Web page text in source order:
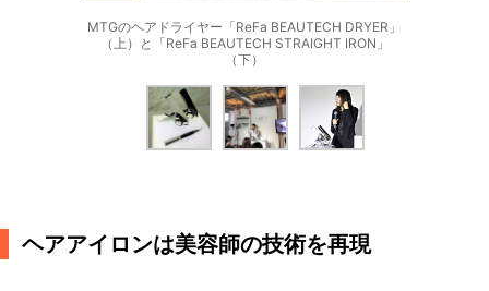
MTGのヘアドライヤー「ReFa BEAUTECH DRYER」
（上）と「ReFa BEAUTECH STRAIGHT IRON」
（下）
ヘアアイロンは美容師の技術を再現